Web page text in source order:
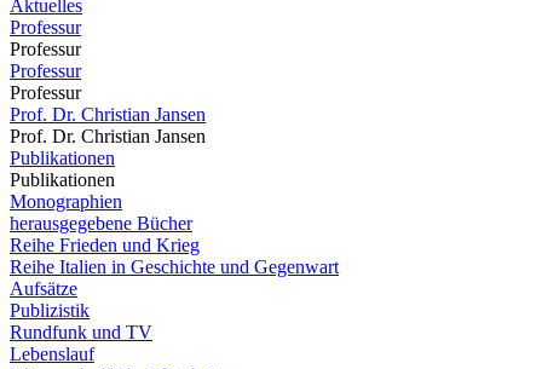
Aktuelles
Professur
Professur
Professur
Professur
Prof. Dr. Christian Jansen
Prof. Dr. Christian Jansen
Publikationen
Publikationen
Monographien
herausgegebene Bücher
Reihe Frieden und Krieg
Reihe Italien in Geschichte und Gegenwart
Aufsätze
Publizistik
Rundfunk und TV
Lebenslauf